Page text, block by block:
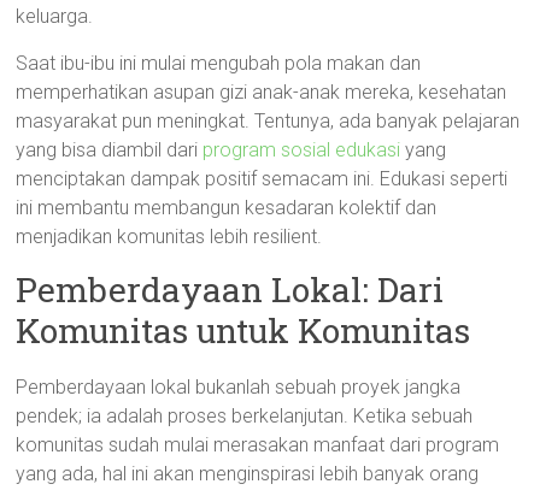
keluarga.
Saat ibu-ibu ini mulai mengubah pola makan dan
memperhatikan asupan gizi anak-anak mereka, kesehatan
masyarakat pun meningkat. Tentunya, ada banyak pelajaran
yang bisa diambil dari program sosial edukasi yang
menciptakan dampak positif semacam ini. Edukasi seperti
ini membantu membangun kesadaran kolektif dan
menjadikan komunitas lebih resilient.
Pemberdayaan Lokal: Dari
Komunitas untuk Komunitas
Pemberdayaan lokal bukanlah sebuah proyek jangka
pendek; ia adalah proses berkelanjutan. Ketika sebuah
komunitas sudah mulai merasakan manfaat dari program
yang ada, hal ini akan menginspirasi lebih banyak orang